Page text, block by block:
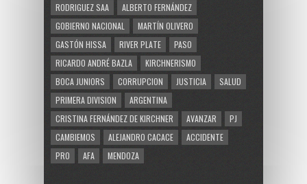
RODRIGUEZ SAA
ALBERTO FERNÁNDEZ
GOBIERNO NACIONAL
MARTÍN OLIVERO
GASTÓN HISSA
RIVER PLATE
PASO
RICARDO ANDRÉ BAZLA
KIRCHNERISMO
BOCA JUNIORS
CORRUPCION JUSTICIA
SALUD
PRIMERA DIVISION
ARGENTINA
CRISTINA FERNÁNDEZ DE KIRCHNER
AVANZAR
PJ
CAMBIEMOS
ALEJANDRO CACACE
ACCIDENTE
PRO
AFA MENDOZA